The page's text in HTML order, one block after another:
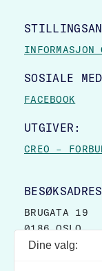
INFORMASJON
SOSIALE
FACEBOOK
UTGIVER:
CREO –
BRUGATA 19
0186 OSLO
Dine valg: